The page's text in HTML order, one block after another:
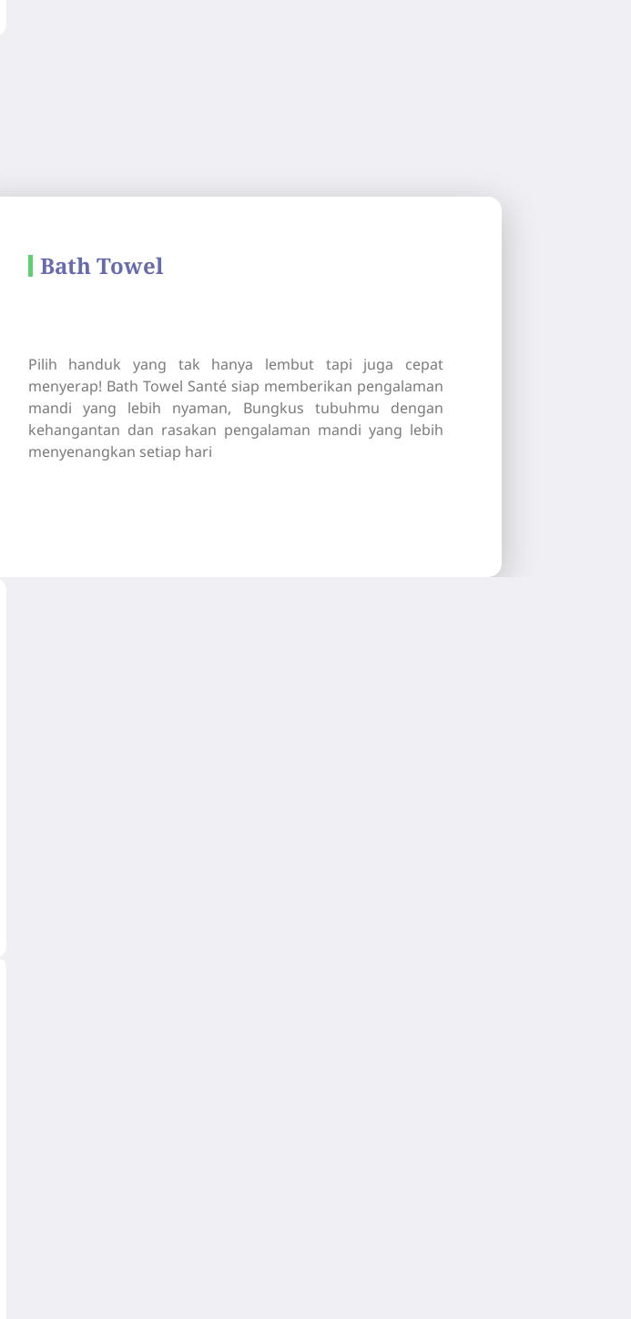
Bath Towel
Pilih handuk yang tak hanya lembut tapi juga cepat
menyerap! Bath Towel Santé siap memberikan pengalaman
mandi yang lebih nyaman, Bungkus tubuhmu dengan
kehangantan dan rasakan pengalaman mandi yang lebih
menyenangkan setiap hari